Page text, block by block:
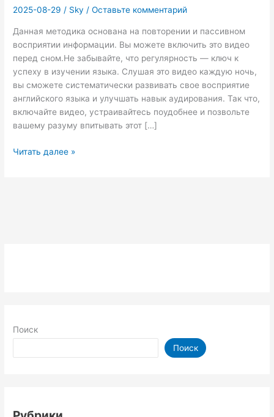
2025-08-29/ Sky/Оставьте комментарий
Данная методика основана на повторении и пассивном
восприятии информации. Вы можете включить это видео
перед сном.Не забывайте, что регулярность — ключ к
успеху в изучении языка. Слушая это видео каждую ночь,
вы сможете систематически развивать свое восприятие
английского языка и улучшать навык аудирования. Так что,
включайте видео, устраивайтесь поудобнее и позвольте
вашему разуму впитывать этот […]
Слушай
Читать далее »
Поиск
Поиск